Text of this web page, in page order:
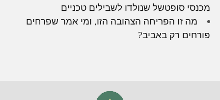
מכנסי סופטשל שנולדו לשבילים טכניים
מה זו הפריחה הצהובה הזו, ומי אמר שפרחים
פורחים רק באביב?